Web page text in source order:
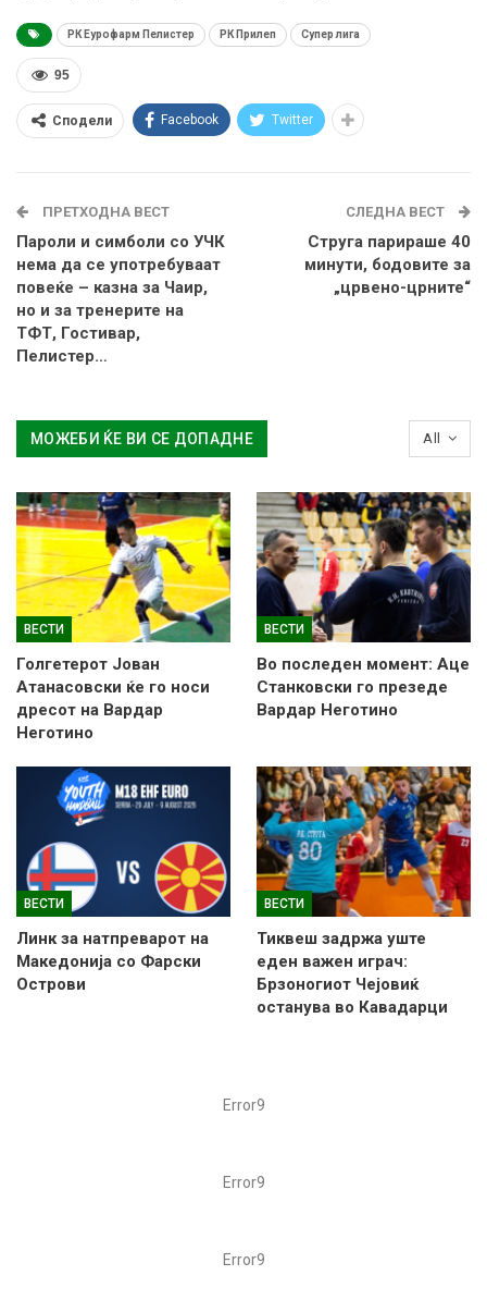
РК Еурофарм Пелистер РК Прилеп Супер лига
95
Сподели Facebook Twitter
ПРЕТХОДНА ВЕСТ
Пароли и симболи со УЧК
нема да се употребуваат
повеќе – казна за Чаир,
но и за тренерите на
ТФТ, Гостивар,
Пелистер…
СЛЕДНА ВЕСТ
Струга парираше 40
минути, бодовите за
„црвено-црните“
All
МОЖЕБИ ЌЕ ВИ СЕ ДОПАДНЕ
ВЕСТИ
Голгетерот Јован
Атанасовски ќе го носи
дресот на Вардар
Неготино
ВЕСТИ
Во последен момент: Аце
Станковски го презеде
Вардар Неготино
ВЕСТИ
Линк за натпреварот на
Македонија со Фарски
Острови
ВЕСТИ
Тиквеш задржа уште
еден важен играч:
Брзоногиот Чејовиќ
останува во Кавадарци
Error9
Error9
Error9